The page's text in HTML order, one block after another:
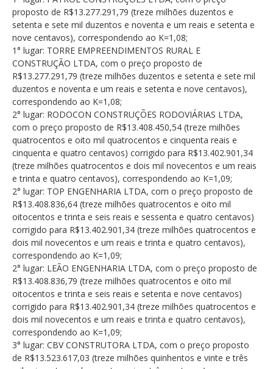
proposto de R$13.277.291,79 (treze milhões duzentos e
setenta e sete mil duzentos e noventa e um reais e setenta e
nove centavos), correspondendo ao K=1,08;
1° lugar: TORRE EMPREENDIMENTOS RURAL E
CONSTRUÇÃO LTDA, com o preço proposto de
R$13.277.291,79 (treze milhões duzentos e setenta e sete mil
duzentos e noventa e um reais e setenta e nove centavos),
correspondendo ao K=1,08;
2° lugar: RODOCON CONSTRUÇÕES RODOVIÁRIAS LTDA,
com o preço proposto de R$13.408.450,54 (treze milhões
quatrocentos e oito mil quatrocentos e cinquenta reais e
cinquenta e quatro centavos) corrigido para R$13.402.901,34
(treze milhões quatrocentos e dois mil novecentos e um reais
e trinta e quatro centavos), correspondendo ao K=1,09;
2° lugar: TOP ENGENHARIA LTDA, com o preço proposto de
R$13.408.836,64 (treze milhões quatrocentos e oito mil
oitocentos e trinta e seis reais e sessenta e quatro centavos)
corrigido para R$13.402.901,34 (treze milhões quatrocentos e
dois mil novecentos e um reais e trinta e quatro centavos),
correspondendo ao K=1,09;
2° lugar: LEÃO ENGENHARIA LTDA, com o preço proposto de
R$13.408.836,79 (treze milhões quatrocentos e oito mil
oitocentos e trinta e seis reais e setenta e nove centavos)
corrigido para R$13.402.901,34 (treze milhões quatrocentos e
dois mil novecentos e um reais e trinta e quatro centavos),
correspondendo ao K=1,09;
3° lugar: CBV CONSTRUTORA LTDA, com o preço proposto
de R$13.523.617,03 (treze milhões quinhentos e vinte e três